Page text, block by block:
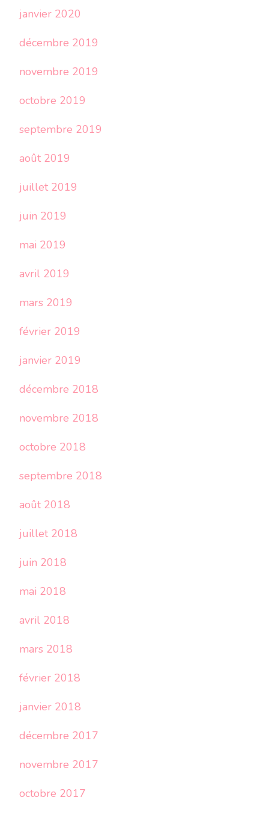
janvier 2020
décembre 2019
novembre 2019
octobre 2019
septembre 2019
août 2019
juillet 2019
juin 2019
mai 2019
avril 2019
mars 2019
février 2019
janvier 2019
décembre 2018
novembre 2018
octobre 2018
septembre 2018
août 2018
juillet 2018
juin 2018
mai 2018
avril 2018
mars 2018
février 2018
janvier 2018
décembre 2017
novembre 2017
octobre 2017